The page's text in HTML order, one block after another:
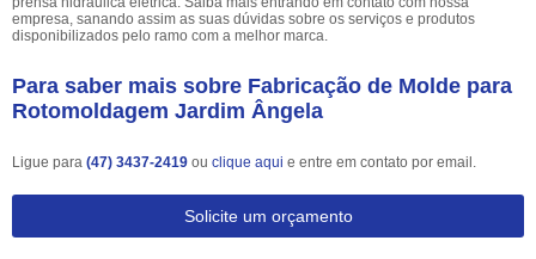
empresa, sanando assim as suas dúvidas sobre os serviços e produtos
disponibilizados pelo ramo com a melhor marca.
Para saber mais sobre Fabricação de Molde para
Rotomoldagem Jardim Ângela
Ligue para (47) 3437-2419 ou clique aqui e entre em contato por email.
Solicite um orçamento